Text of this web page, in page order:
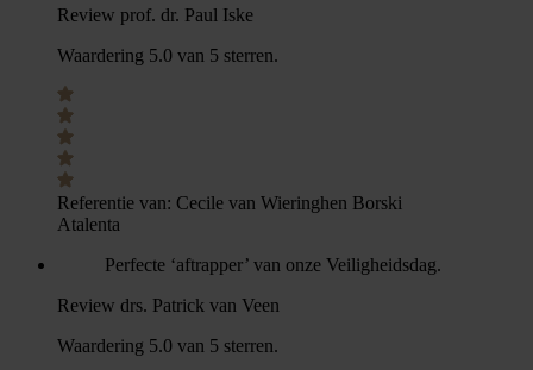
Review prof. dr. Paul Iske
Waardering 5.0 van 5 sterren.
Referentie van: Cecile van Wieringhen Borski
Atalenta
Perfecte ‘aftrapper’ van onze Veiligheidsdag.
Review drs. Patrick van Veen
Waardering 5.0 van 5 sterren.